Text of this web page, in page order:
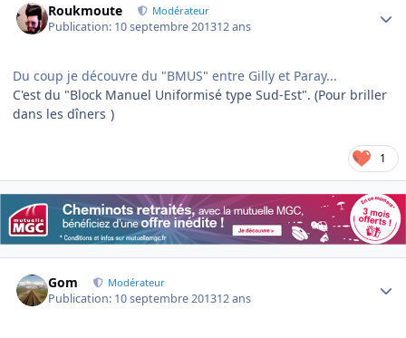
Roukmoute Modérateur
Publication: 10 septembre 201312 ans
Du coup je découvre du "BMUS" entre Gilly et Paray...
C'est du "Block Manuel Uniformisé type Sud-Est". (Pour briller
dans les dîners )
1
Gom Modérateur
Publication: 10 septembre 201312 ans